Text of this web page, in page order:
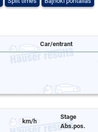
Car/entrant
km/h
Stage
Abs.pos.